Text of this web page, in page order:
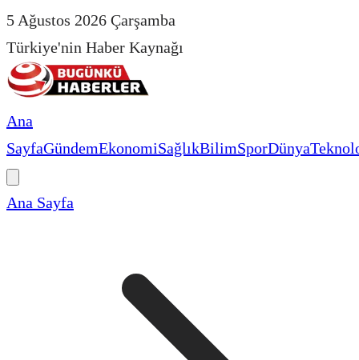
5 Ağustos 2026 Çarşamba
Türkiye'nin Haber Kaynağı
Ana
SayfaGündemEkonomiSağlıkBilimSporDünya
Ana Sayfa